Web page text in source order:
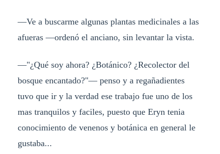
—Ve a buscarme algunas plantas medicinales a las
afueras —ordenó el anciano, sin levantar la vista.
—"¿Qué soy ahora? ¿Botánico? ¿Recolector del
bosque encantado?"— penso y a regañadientes
tuvo que ir y la verdad ese trabajo fue uno de los
mas tranquilos y faciles, puesto que Eryn tenia
conocimiento de venenos y botánica en general le
gustaba...